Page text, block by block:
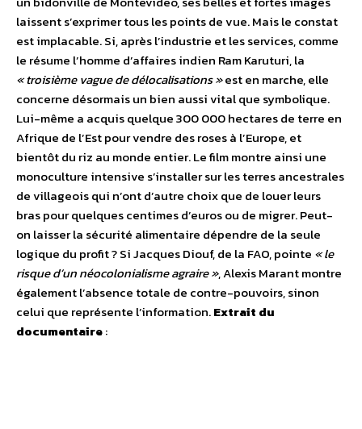
laissent s’exprimer tous les points de vue. Mais le constat
est implacable. Si, après l’industrie et les services, comme
le résume l’homme d’affaires indien Ram Karuturi, la
« troisième vague de délocalisations »est en marche, elle
concerne désormais un bien aussi vital que symbolique.
Lui-même a acquis quelque 300 000 hectares de terre en
Afrique de l’Est pour vendre des roses à l’Europe, et
bientôt du riz au monde entier. Le film montre ainsi une
monoculture intensive s’installer sur les terres ancestrales
de villageois qui n’ont d’autre choix que de louer leurs
bras pour quelques centimes d’euros ou de migrer. Peut-
on laisser la sécurité alimentaire dépendre de la seule
logique du profit ? Si Jacques Diouf, de la FAO, pointe « le
risque d’un néocolonialisme agraire », Alexis Marant montre
également l’absence totale de contre-pouvoirs, sinon
celui que représente l’information.Extrait du
documentaire: